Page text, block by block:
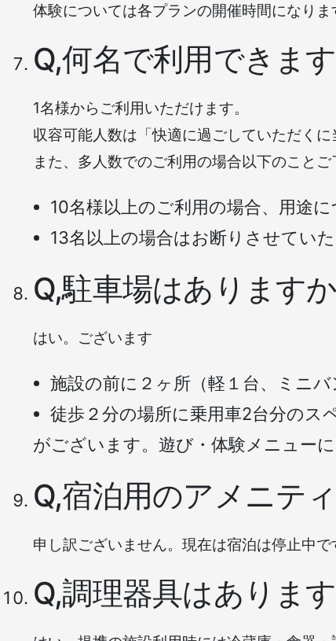
体験については各プランの開催時間になりま
Q,何名で利用できま
1名様からご利用いただけます。
収容可能人数は「快適に過ごしていただく
また、多人数でのご利用の場合以下のこと
10名様以上のご利用の場合、用途
13名以上の場合はお断りさせてい
Q,駐車場はあります
はい。ございます
施設の前に２ヶ所（軽１台、ミニバ
徒歩２分の場所に乗用車2台分のス
がございます。遊び・体験メニュー
Q,宿泊用のアメニテ
申し訳ございません。現在は宿泊は停止中
Q,調理器具はありま